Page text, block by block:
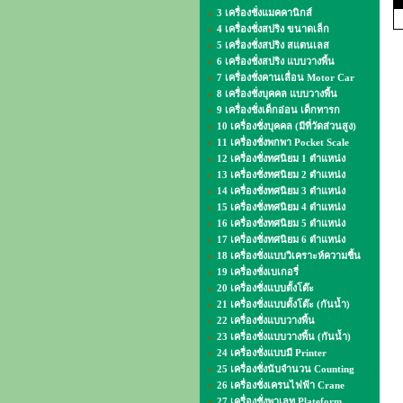
3 เครื่องชั่งแมคคานิกส์
4 เครื่องชั่งสปริง ขนาดเล็ก
5 เครื่องชั่งสปริง สแตนเลส
6 เครื่องชั่งสปริง แบบวางพื้น
7 เครื่องชั่งคานเลื่อน Motor Car
8 เครื่องชั่งบุคคล แบบวางพื้น
9 เครื่องชั่งเด็กอ่อน เด็กทารก
10 เครื่องชั่งบุคคล (มีที่วัดส่วนสูง)
11 เครื่องชั่งพกพา Pocket Scale
12 เครื่องชั่งทศนิยม 1 ตำแหน่ง
13 เครื่องชั่งทศนิยม 2 ตำแหน่ง
14 เครื่องชั่งทศนิยม 3 ตำแหน่ง
15 เครื่องชั่งทศนิยม 4 ตำแหน่ง
16 เครื่องชั่งทศนิยม 5 ตำแหน่ง
17 เครื่องชั่งทศนิยม 6 ตำแหน่ง
18 เครื่องชั่งแบบวิเคราะห์ความชื้น
19 เครื่องชั่งเบเกอรี่
20 เครื่องชั่งแบบตั้งโต๊ะ
21 เครื่องชั่งแบบตั้งโต๊ะ (กันน้ำ)
22 เครื่องชั่งแบบวางพื้น
23 เครื่องชั่งแบบวางพื้น (กันน้ำ)
24 เครื่องชั่งแบบมี Printer
25 เครื่องชั่งนับจำนวน Counting
26 เครื่องชั่งเครนไฟฟ้า Crane